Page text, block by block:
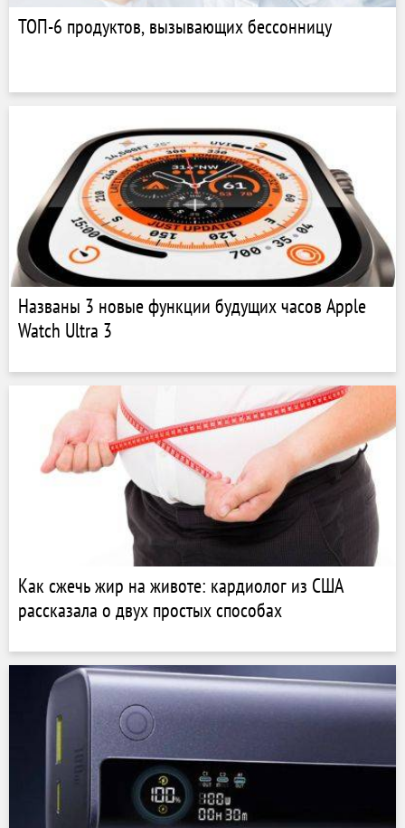
ТОП-6 продуктов, вызывающих бессонницу
Названы 3 новые функции будущих часов Apple
Watch Ultra 3
Как сжечь жир на животе: кардиолог из США
рассказала о двух простых способах